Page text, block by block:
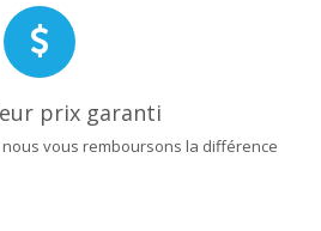
prix garanti
vous remboursons la différence